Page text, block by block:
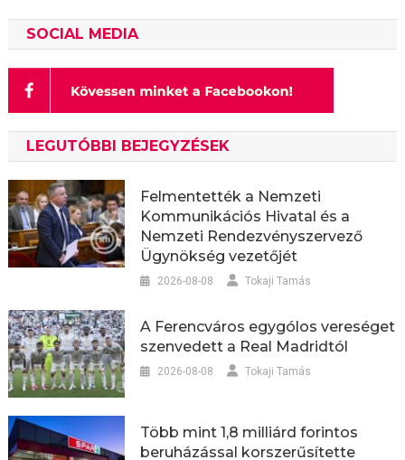
SOCIAL MEDIA
LEGUTÓBBI BEJEGYZÉSEK
Felmentették a Nemzeti
Kommunikációs Hivatal és a
Nemzeti Rendezvényszervező
Ügynökség vezetőjét
2026-08-08 Tokaji Tamás
A Ferencváros egygólos vereséget
szenvedett a Real Madridtól
2026-08-08 Tokaji Tamás
Több mint 1,8 milliárd forintos
beruházással korszerűsítette